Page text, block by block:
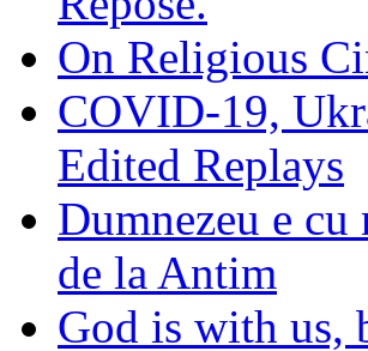
On Religious
COVID-19,
Edited Replays
Dumnezeu e
de la Antim
God is with us,